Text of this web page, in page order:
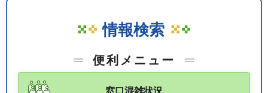
情報検索
便利メニュー